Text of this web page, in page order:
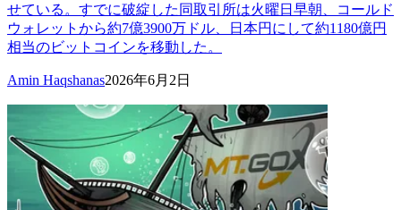
せている。すでに破綻した同取引所は火曜日早朝、コールド
ウォレットから約7億3900万ドル、日本円にして約1180億円
相当のビットコインを移動した。
Amin Haqshanas2026年6月2日